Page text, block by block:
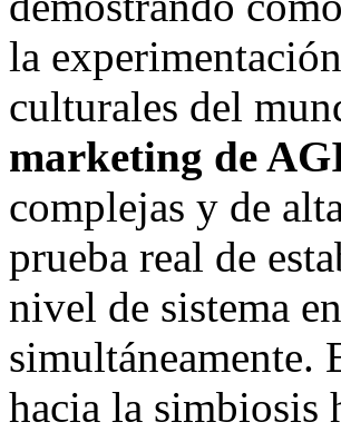
la
culturales del
marketing de
complejas y de
prueba real de
nivel de sistema
simultáneamente.
hacia la simbiosis